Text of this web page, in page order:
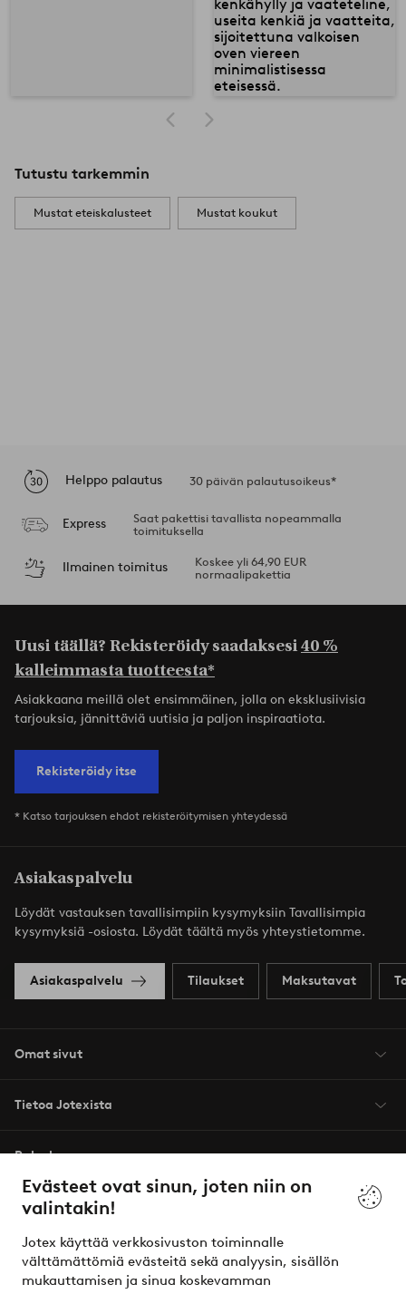
Evästeet ovat sinun, joten niin on
valintakin!
Jotex käyttää verkkosivuston toiminnalle
välttämättömiä evästeitä sekä analyysin, sisällön
mukauttamisen ja sinua koskevamman
Tutustu tarkemmin
Mustat eteiskalusteet Mustat koukut
Helppo palautus 30 päivän palautusoikeus*
Express
Saat pakettisi tavallista nopeammalla
toimituksella
Ilmainen toimitus
Koskee yli 64,90 EUR
normaalipakettia
Uusi täällä? Rekisteröidy saadaksesi40 %
kalleimmasta tuotteesta*
Asiakkaana meillä olet ensimmäinen, jolla on eksklusiivisia
tarjouksia, jännittäviä uutisia ja paljon inspiraatiota.
Rekisteröidy itse
* Katso tarjouksen ehdot rekisteröitymisen yhteydessä
Asiakaspalvelu
Löydät vastauksen tavallisimpiin kysymyksiin Tavallisimpia
kysymyksiä -osiosta. Löydät täältä myös yhteystietomme.
Asiakaspalvelu Tilaukset Maksutavat
Omat sivut
Tietoa Jotexista
Palvelumme
Ehdot
Ystävät